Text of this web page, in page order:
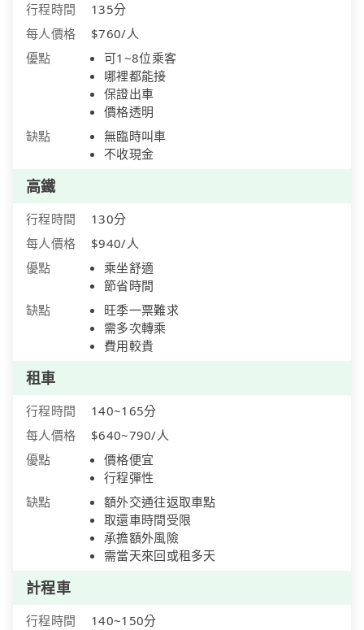
行程時間
135分
每人價格
$760/人
優點
可1~8位乘客
哪裡都能接
保證出車
價格透明
缺點
無臨時叫車
不收現金
高鐵
行程時間
130分
每人價格
$940/人
優點
乘坐舒適
節省時間
缺點
旺季一票難求
需多次轉乘
費用較貴
租車
行程時間
140~165分
每人價格
$640~790/人
優點
價格便宜
行程彈性
缺點
額外交通往返取車點
取還車時間受限
承擔額外風險
需當天來回或租多天
計程車
行程時間
140~150分